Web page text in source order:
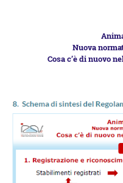
Nuova
Cosa c’è di nuovo